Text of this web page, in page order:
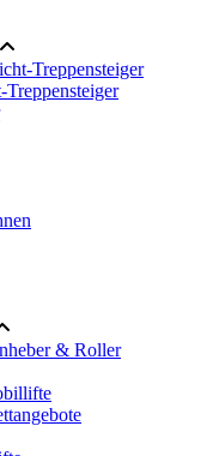
Treppensteiger
& Roller